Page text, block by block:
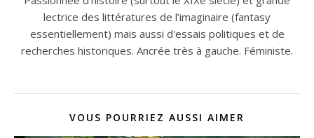
lectrice des littératures de l’imaginaire (fantasy
essentiellement) mais aussi d'essais politiques et de
recherches historiques. Ancrée très à gauche. Féministe.
VOUS POURRIEZ AUSSI AIMER